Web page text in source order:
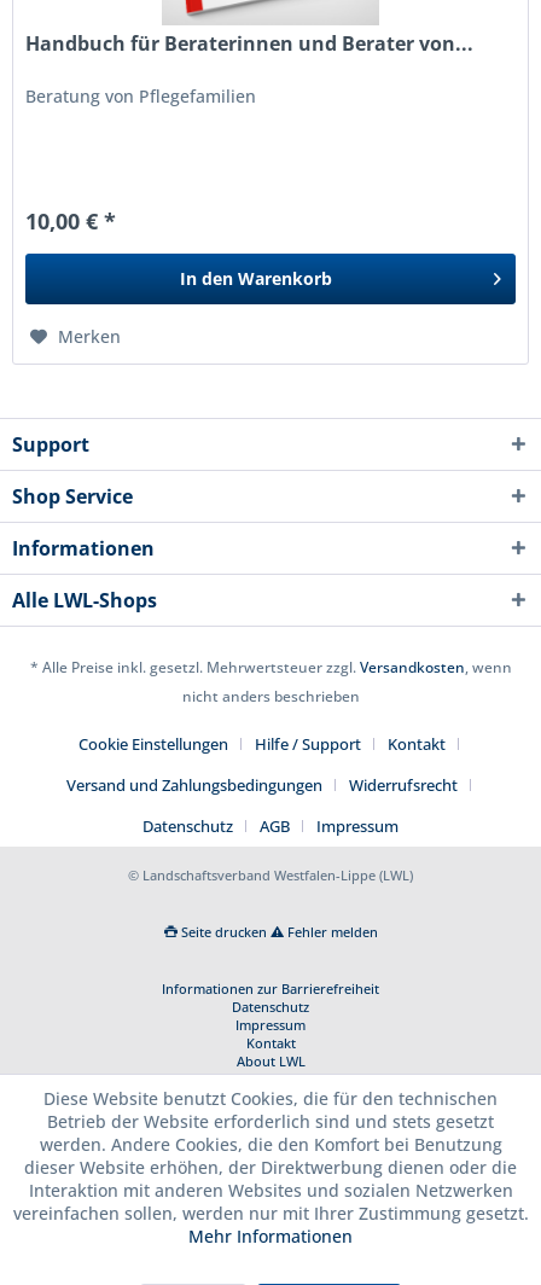
Handbuch für Beraterinnen und Berater von...
Beratung von Pflegefamilien
10,00 € *
In den Warenkorb
Merken
Support
Shop Service
Informationen
Alle LWL-Shops
* Alle Preise inkl. gesetzl. Mehrwertsteuer zzgl.Versandkosten, wenn
nicht anders beschrieben
Cookie Einstellungen Hilfe / Support
Kontakt
Versand und Zahlungsbedingungen
Widerrufsrecht
Datenschutz
AGB Impressum
© Landschaftsverband Westfalen-Lippe (LWL)
Seite drucken Fehler melden
Informationen zur Barrierefreiheit
Datenschutz
Impressum
Kontakt
About LWL
Diese Website benutzt Cookies, die für den technischen
Betrieb der Website erforderlich sind und stets gesetzt
werden. Andere Cookies, die den Komfort bei Benutzung
dieser Website erhöhen, der Direktwerbung dienen oder die
Interaktion mit anderen Websites und sozialen Netzwerken
vereinfachen sollen, werden nur mit Ihrer Zustimmung gesetzt.
Mehr Informationen